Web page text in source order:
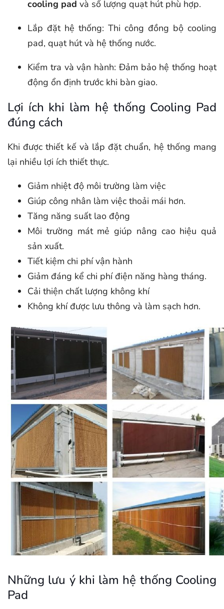
cooling pad và số lượng quạt hút phù hợp.
Lắp đặt hệ thống: Thi công đồng bộ cooling
pad, quạt hút và hệ thống nước.
Kiểm tra và vận hành: Đảm bảo hệ thống hoạt
động ổn định trước khi bàn giao.
Lợi ích khi làm hệ thống Cooling Pad
đúng cách
Khi được thiết kế và lắp đặt chuẩn, hệ thống mang
lại nhiều lợi ích thiết thực.
Giảm nhiệt độ môi trường làm việc
Giúp công nhân làm việc thoải mái hơn.
Tăng năng suất lao động
Môi trường mát mẻ giúp nâng cao hiệu quả
sản xuất.
Tiết kiệm chi phí vận hành
Giảm đáng kể chi phí điện năng hàng tháng.
Cải thiện chất lượng không khí
Không khí được lưu thông và làm sạch hơn.
Những lưu ý khi làm hệ thống Cooling
Pad